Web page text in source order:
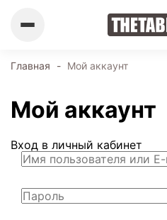
Главная - Мой аккаунт
Мой аккаунт
Вход в личный кабинет